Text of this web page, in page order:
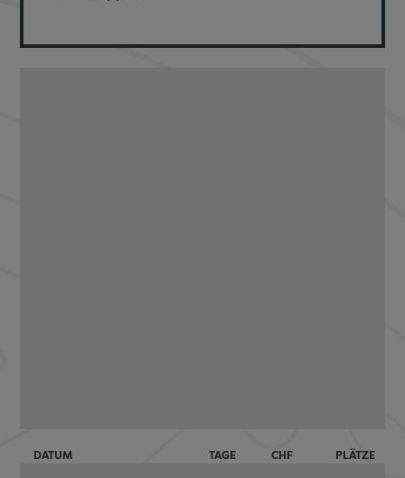
DATUM TAGE CHF PLÄTZE